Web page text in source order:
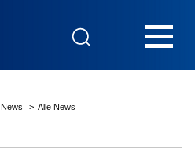
News Alle News